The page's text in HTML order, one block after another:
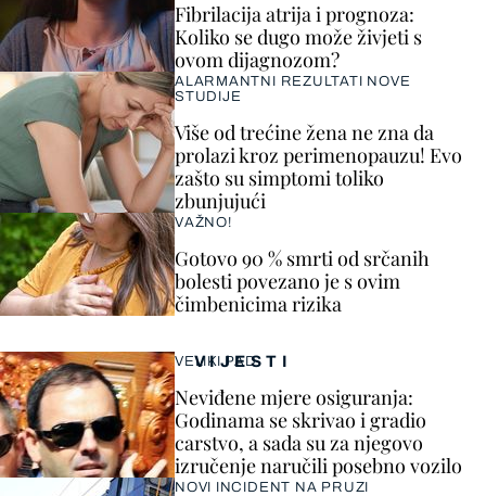
VIJESTI
VELIKI PAD
Neviđene mjere osiguranja:
Godinama se skrivao i gradio
carstvo, a sada su za njegovo
izručenje naručili posebno vozilo
NOVI INCIDENT NA PRUZI
Fibrilacija atrija i prognoza:
Koliko se dugo može živjeti s
ovom dijagnozom?
ALARMANTNI REZULTATI NOVE
STUDIJE
Više od trećine žena ne zna da
prolazi kroz perimenopauzu! Evo
zašto su simptomi toliko
zbunjujući
VAŽNO!
Gotovo 90 % smrti od srčanih
bolesti povezano je s ovim
čimbenicima rizika